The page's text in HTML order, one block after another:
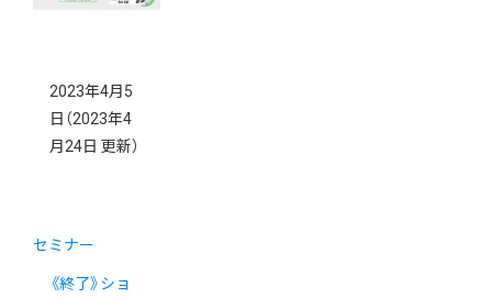
2023年4月5
日 （2023年4
月24日 更新）
セミナー
《終了》ショ